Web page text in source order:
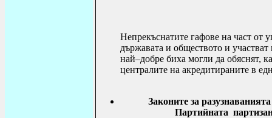
Непрекъснатите гафове на част от
държавата и обществото и
най–добре биха могли да обяснят,
централите на акредитираните в
Законите за
Партийната